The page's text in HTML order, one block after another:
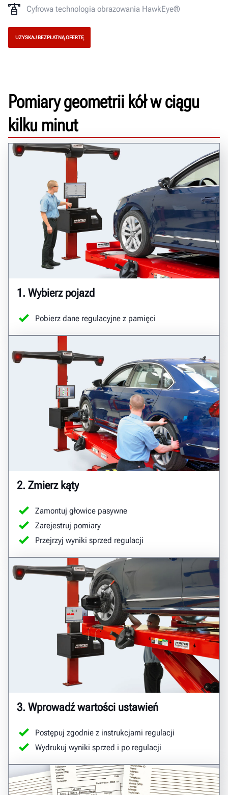
Cyfrowa technologia obrazowania HawkEye®
UZYSKAJ BEZPŁATNĄ OFERTĘ
Pomiary geometrii kół w ciągu
kilku minut
1. Wybierz pojazd
Pobierz dane regulacyjne z pamięci
2. Zmierz kąty
Zamontuj głowice pasywne
Zarejestruj pomiary
Przejrzyj wyniki sprzed regulacji
3. Wprowadź wartości ustawień
Postępuj zgodnie z instrukcjami regulacji
Wydrukuj wyniki sprzed i po regulacji